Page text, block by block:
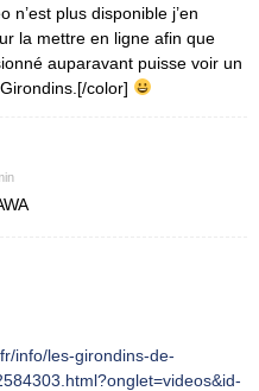
n’est plus disponible j’en
la mettre en ligne afin que
auparavant puisse voir un
color]
info/les-girondins-de-